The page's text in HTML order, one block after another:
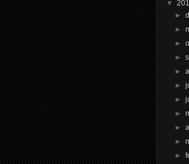
▼
►
►
►
►
►
►
►
►
►
►
►